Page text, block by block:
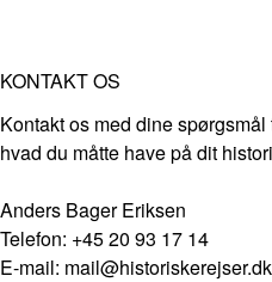
KONTAKT OS
Kontakt os med dine
hvad du måtte have på dit
Anders Bager Eriksen
Telefon: +45 20 93 17 14
E-mail: mail@historiskerejser.dk